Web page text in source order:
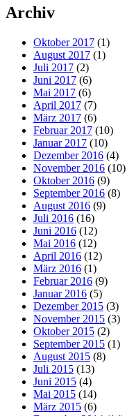
Archiv
Oktober 2017 (1)
August 2017 (1)
Juli 2017 (2)
Juni 2017 (6)
Mai 2017 (6)
April 2017 (7)
März 2017 (6)
Februar 2017 (10)
Januar 2017 (10)
Dezember 2016 (4)
November 2016 (10)
Oktober 2016 (9)
September 2016 (8)
August 2016 (9)
Juli 2016 (16)
Juni 2016 (12)
Mai 2016 (12)
April 2016 (12)
März 2016 (1)
Februar 2016 (9)
Januar 2016 (5)
Dezember 2015 (3)
November 2015 (3)
Oktober 2015 (2)
September 2015 (1)
August 2015 (8)
Juli 2015 (13)
Juni 2015 (4)
Mai 2015 (14)
März 2015 (6)